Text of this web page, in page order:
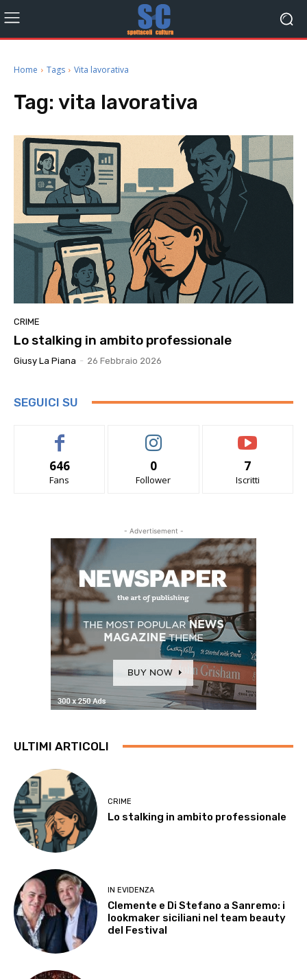
Home Tags Vita lavorativa
Tag: vita lavorativa
CRIME
Lo stalking in ambito professionale
Giusy La Piana - 26 Febbraio 2026
SEGUICI SU
646
Fans
0
Follower
7
Iscritti
- Advertisement -
ULTIMI ARTICOLI
CRIME
Lo stalking in ambito professionale
IN EVIDENZA
Clemente e Di Stefano a Sanremo: i
lookmaker siciliani nel team beauty
del Festival